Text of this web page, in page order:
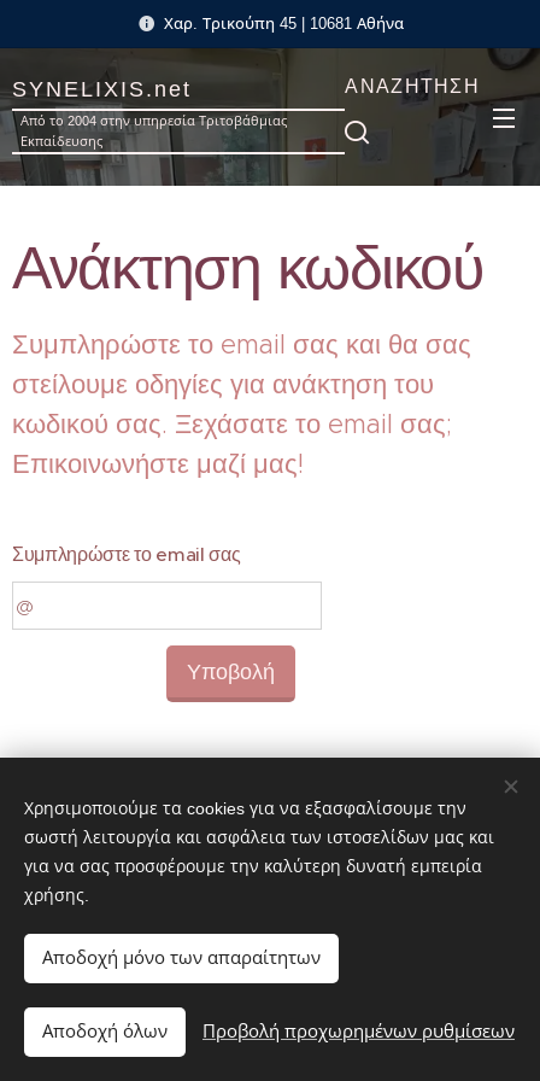
Χαρ. Τρικούπη 45 | 10681 Αθήνα
SYNELIXIS.net
Από το 2004 στην υπηρεσία Τριτοβάθμιας
Εκπαίδευσης
ΑΝΑΖΉΤΗΣΗ
Ανάκτηση κωδικού
Συμπληρώστε το email σας και θα σας
στείλουμε οδηγίες για ανάκτηση του
κωδικού σας. Ξεχάσατε το email σας;
Επικοινωνήστε μαζί μας!
Συμπληρώστε το email σας
Υποβολή
ΧΑΡΙΛΑΟΥ ΤΡΙΚΟΥΠΗ 45 | 10681 ΑΘΗΝΑ (ΚΕΝΤΡΟ, ΜΕΤΡΟ
ΠΑΝΕΠΙΣΤΗΜΙΟ)
Τ:210 7780514| Ε:info@synelixis.net
synelixis.research@gmail.com
Copyright
Χρησιμοποιούμε τα cookies για να εξασφαλίσουμε την
σωστή λειτουργία και ασφάλεια των ιστοσελίδων μας και
για να σας προσφέρουμε την καλύτερη δυνατή εμπειρία
χρήσης.
Αποδοχή μόνο των απαραίτητων
Αποδοχή όλων Προβολή προχωρημένων ρυθμίσεων